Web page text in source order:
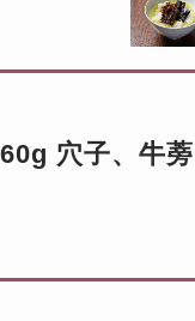
穴子、牛